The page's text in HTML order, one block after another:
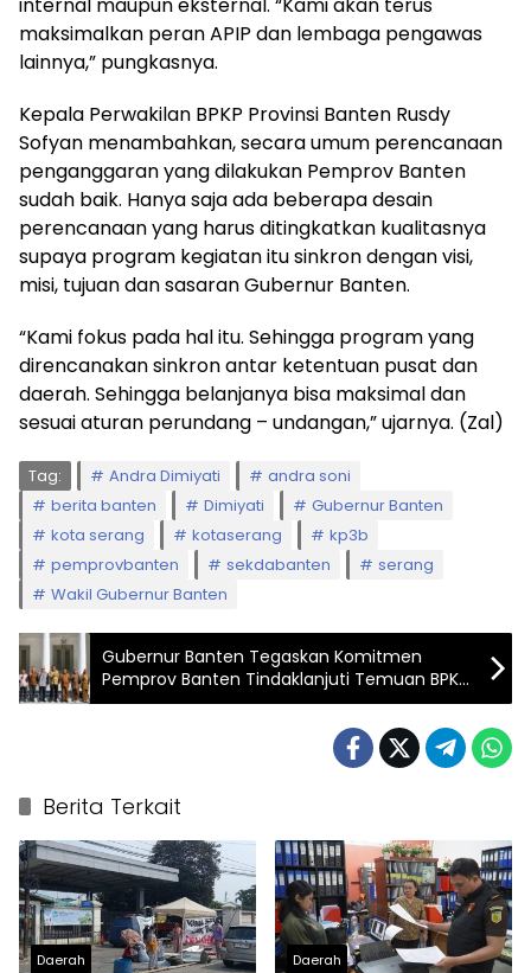
maksimalkan peran APIP dan lembaga pengawas
lainnya,” pungkasnya.
Kepala Perwakilan BPKP Provinsi Banten Rusdy
Sofyan menambahkan, secara umum perencanaan
penganggaran yang dilakukan Pemprov Banten
sudah baik. Hanya saja ada beberapa desain
perencanaan yang harus ditingkatkan kualitasnya
supaya program kegiatan itu sinkron dengan visi,
misi, tujuan dan sasaran Gubernur Banten.
“Kami fokus pada hal itu. Sehingga program yang
direncanakan sinkron antar ketentuan pusat dan
daerah. Sehingga belanjanya bisa maksimal dan
sesuai aturan perundang – undangan,” ujarnya. (Zal)
Tag: Andra Dimiyati
andra soni
berita banten
Dimiyati
Gubernur Banten
kota serang
kotaserang
kp3b
pemprovbanten
sekdabanten
serang
Wakil Gubernur Banten
Gubernur Banten Tegaskan Komitmen
Pemprov Banten Tindaklanjuti Temuan BPK
RI
Berita Terkait
Daerah Daerah